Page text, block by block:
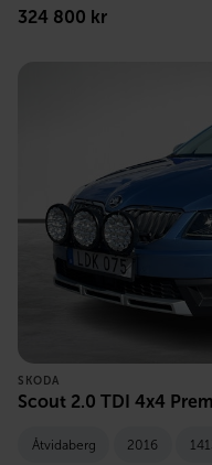
324 800 kr
SKODA
Scout 2.0 TDI 4x4
Åtvidaberg 2016